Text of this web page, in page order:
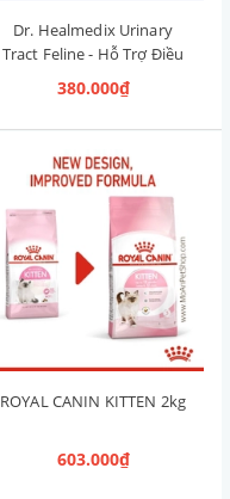
Dr. Healmedix Urinary
Tract Feline - Hỗ Trợ Điều
Trị Sỏi Thận & Giảm Stress
cho Mèo 1.5kg
380.000₫
ROYAL CANIN KITTEN 2kg
603.000₫